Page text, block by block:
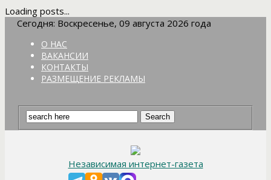
Loading posts...
Сегодня: Воскресенье, 09 августа 2026 года
О НАС
ВАКАНСИИ
КОНТАКТЫ
РАЗМЕЩЕНИЕ РЕКЛАМЫ
Независимая интернет-газета